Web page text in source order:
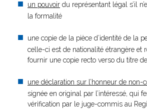
un pouvoir du représentant légal s’il
la formalité
une copie de la pièce d’identité de la
celle-ci est de nationalité étrangère et
fournir une copie recto verso du titre
une déclaration sur l’honneur de non-
signée en original par l’intéressé, qui
vérification par le juge-commis au